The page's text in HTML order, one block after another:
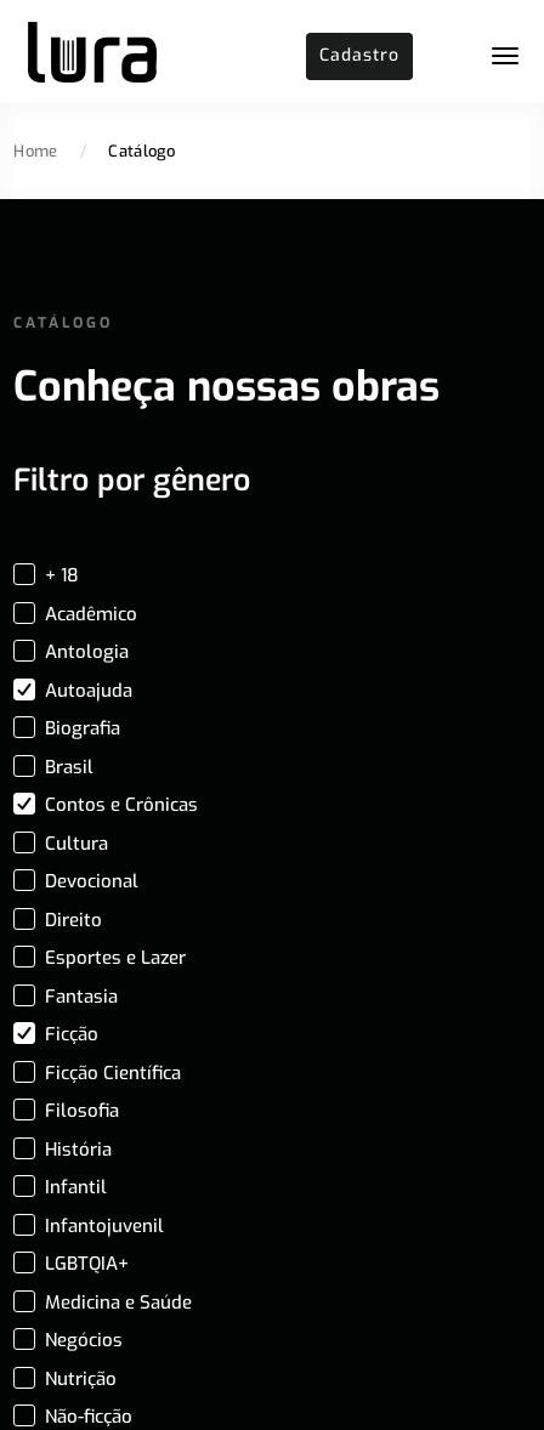
Cadastro
Home / Catálogo
CATÁLOGO
Conheça nossas obras
Filtro por gênero
+ 18
Acadêmico
Antologia
Autoajuda
Biografia
Brasil
Contos e Crônicas
Cultura
Devocional
Direito
Esportes e Lazer
Fantasia
Ficção
Ficção Científica
Filosofia
História
Infantil
Infantojuvenil
LGBTQIA+
Medicina e Saúde
Negócios
Nutrição
Não-ficção